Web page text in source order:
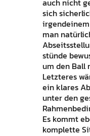
sich
man
stünde
um den Ball
Letzteres
ein klares
unter den
Es kommt
komplette